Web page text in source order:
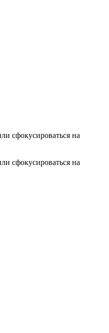
сфокусироваться на
сфокусироваться на